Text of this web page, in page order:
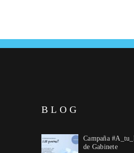
BLOG
Campaña
de Gabinete